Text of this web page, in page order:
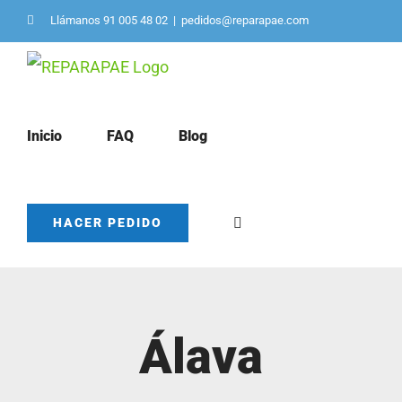
Saltar
al
Llámanos 91 005 48 02 | pedidos@reparapae.com
Inicio FAQ Blog
HACER PEDIDO
Álava